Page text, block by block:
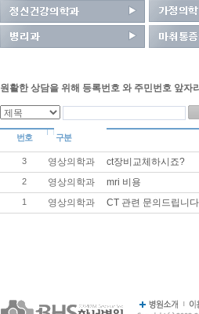
원활한 상담을 위해 등록번호 와 주민번호 앞자
번호 구분
3 영상의학과 ct장비교체하시죠?
2 영상의학과 mri 비용
1 영상의학과 CT 관련 문의드립니